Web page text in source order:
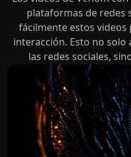
plataformas de redes
fácilmente estos
interacción. Esto no
las redes sociales,
construir conexiones